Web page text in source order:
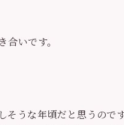
いです。
うな年頃だと思うので